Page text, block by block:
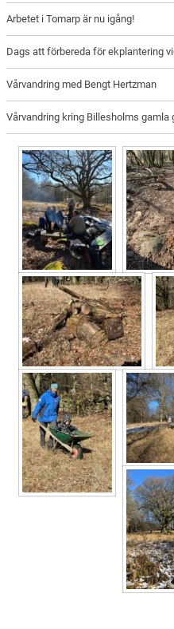
Arbetet i Tomarp är nu igång!
Dags att förbereda för ekplantering
Vårvandring med Bengt Hertzman
Vårvandring kring Billesholms gamla